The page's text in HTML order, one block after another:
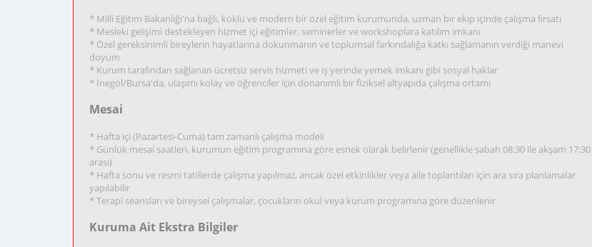
* Milli Eğitim Bakanlığı'na bağlı, köklü ve modern bir özel eğitim kurumunda, uzman bir ekip içinde çalışma fırsatı
* Mesleki gelişimi destekleyen hizmet içi eğitimler, seminerler ve workshoplara katılım imkanı
* Özel gereksinimli bireylerin hayatlarına dokunmanın ve toplumsal farkındalığa katkı sağlamanın verdiği manevi
doyum
* Kurum tarafından sağlanan ücretsiz servis hizmeti ve iş yerinde yemek imkanı gibi sosyal haklar
* İnegöl/Bursa'da, ulaşımı kolay ve öğrenciler için donanımlı bir fiziksel altyapıda çalışma ortamı
Mesai
* Hafta içi (Pazartesi-Cuma) tam zamanlı çalışma modeli
* Günlük mesai saatleri, kurumun eğitim programına göre esnek olarak belirlenir (genellikle sabah 08:30 ile akşam 17:30
arası)
* Hafta sonu ve resmi tatillerde çalışma yapılmaz, ancak özel etkinlikler veya aile toplantıları için ara sıra planlamalar
yapılabilir
* Terapi seansları ve bireysel çalışmalar, çocukların okul veya kurum programına göre düzenlenir
Kuruma Ait Ekstra Bilgiler